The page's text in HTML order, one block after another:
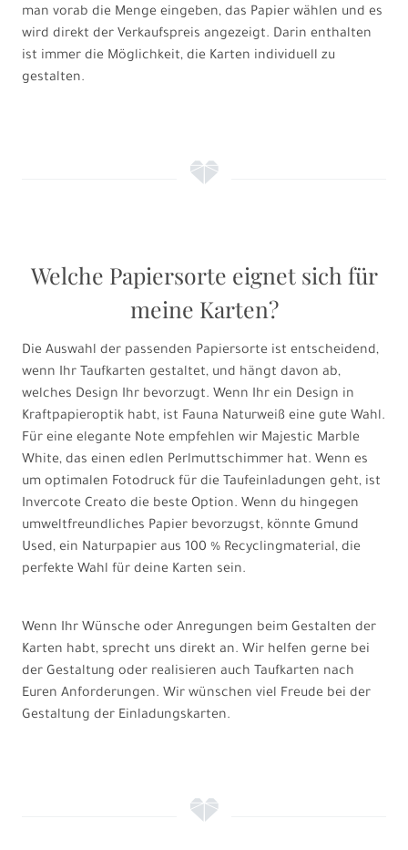
man vorab die Menge eingeben, das Papier wählen und es
wird direkt der Verkaufspreis angezeigt. Darin enthalten
ist immer die Möglichkeit, die Karten individuell zu
gestalten.
f
Welche Papiersorte eignet sich für
meine Karten?
Die Auswahl der passenden Papiersorte ist entscheidend,
wenn Ihr Taufkarten gestaltet, und hängt davon ab,
welches Design Ihr bevorzugt. Wenn Ihr ein Design in
Kraftpapieroptik habt, ist Fauna Naturweiß eine gute Wahl.
Für eine elegante Note empfehlen wir Majestic Marble
White, das einen edlen Perlmuttschimmer hat. Wenn es
um optimalen Fotodruck für die Taufeinladungen geht, ist
Invercote Creato die beste Option. Wenn du hingegen
umweltfreundliches Papier bevorzugst, könnte Gmund
Used, ein Naturpapier aus 100 % Recyclingmaterial, die
perfekte Wahl für deine Karten sein.
Wenn Ihr Wünsche oder Anregungen beim Gestalten der
Karten habt, sprecht uns direkt an. Wir helfen gerne bei
der Gestaltung oder realisieren auch Taufkarten nach
Euren Anforderungen. Wir wünschen viel Freude bei der
Gestaltung der Einladungskarten.
f